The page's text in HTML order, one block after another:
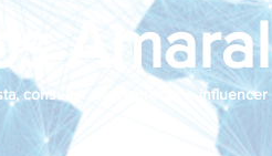
Amaral
consultor de empresas e influencer